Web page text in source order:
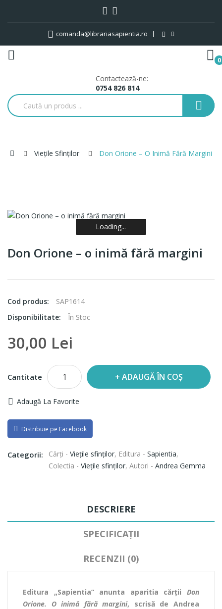
comanda@librariasapientia.ro
Contactează-ne:
0754 826 814
0
Viețile Sfinților Don Orione – O Inimă Fără Margini
Loading...
Loading...
Loading...
Loading...
Loading...
Loading...
Loading...
Loading...
Don Orione – o inimă fără margini
Cod produs:
SAP1614
Disponibilitate:
În Stoc
30,00 Lei
Cantitate ADAUGĂ ÎN COȘ
Adaugă La Favorite
Distribuie pe Facebook
Categorii: Cărți - Vieţile sfinţilor, Editura - Sapientia,
Colectia - Viețile sfinților, Autori - Andrea Gemma
DESCRIERE
SPECIFICAȚII
RECENZII (0)
Editura „Sapientia” anunta aparitia cărții Don
Orione. O inimă fără margini, scrisă de Andrea